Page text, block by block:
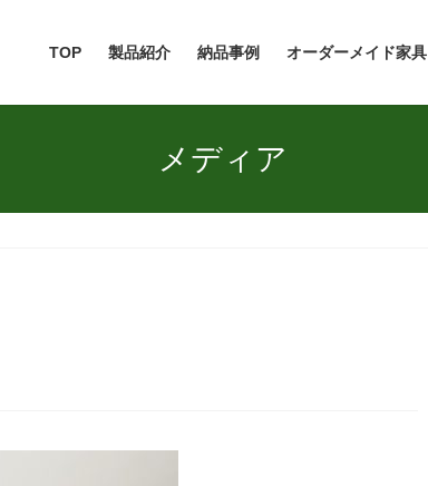
TOP 製品紹介 納品事例 オーダーメイド家具
メディア